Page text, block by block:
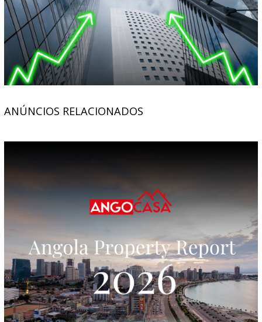
ANÚNCIOS RELACIONADOS